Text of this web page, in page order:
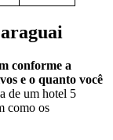
conforme a
e o quanto você
de um hotel 5
como os